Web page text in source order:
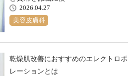
2026.04.27
美容皮膚科
乾燥肌改善におすすめのエレクトロポ
レーションとは